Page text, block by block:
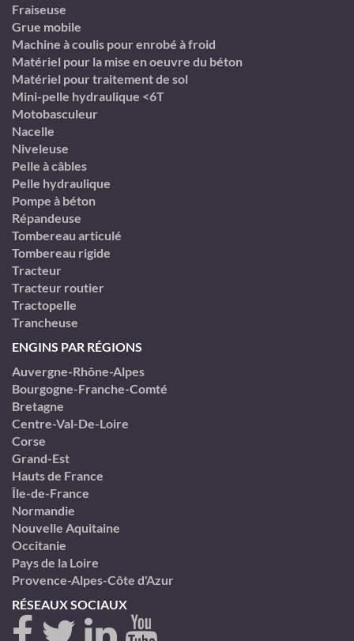
Fraiseuse
Grue mobile
Machine à coulis pour enrobé à froid
Matériel pour la mise en oeuvre du béton
Matériel pour traitement de sol
Mini-pelle hydraulique <6T
Motobasculeur
Nacelle
Niveleuse
Pelle à câbles
Pelle hydraulique
Pompe à béton
Répandeuse
Tombereau articulé
Tombereau rigide
Tracteur
Tracteur routier
Tractopelle
Trancheuse
ENGINS PAR RÉGIONS
Auvergne-Rhône-Alpes
Bourgogne-Franche-Comté
Bretagne
Centre-Val-De-Loire
Corse
Grand-Est
Hauts de France
Île-de-France
Normandie
Nouvelle Aquitaine
Occitanie
Pays de la Loire
Provence-Alpes-Côte d'Azur
RÉSEAUX SOCIAUX